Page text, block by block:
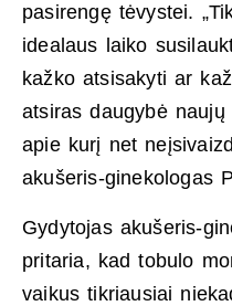
pasirengę tėvystei.
idealaus laiko
kažko atsisakyti ar
atsiras daugybė
apie kurį net
akušeris-ginekologas
Gydytojas akušeris-
pritaria, kad tobulo
vaikus tikriausiai